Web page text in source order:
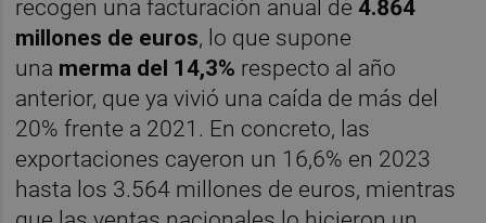
recogen una facturación anual de 4.864
millones de euros, lo que supone
una merma del 14,3% respecto al año
anterior, que ya vivió una caída de más del
20% frente a 2021. En concreto, las
exportaciones cayeron un 16,6% en 2023
hasta los 3.564 millones de euros, mientras